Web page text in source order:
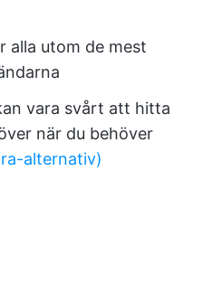
alla utom de mest
vara svårt att hitta
när du behöver
alternativ)